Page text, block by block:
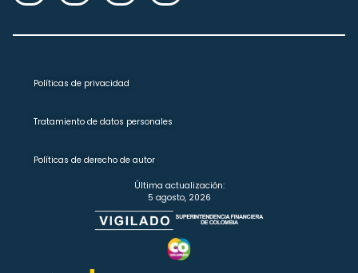
Políticas de privacidad
Tratamiento de datos personales
Políticas de derecho de autor
Última actualización:
5 agosto, 2026